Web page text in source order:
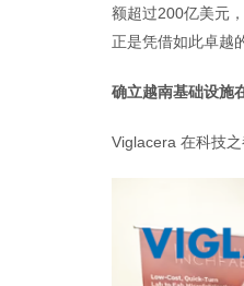
额超过200亿美元
正是凭借如此卓越
确立越南基础设施
Viglacera 在科技